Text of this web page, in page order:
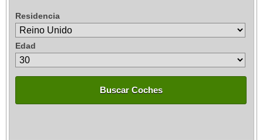
Residencia
Edad
Buscar Coches